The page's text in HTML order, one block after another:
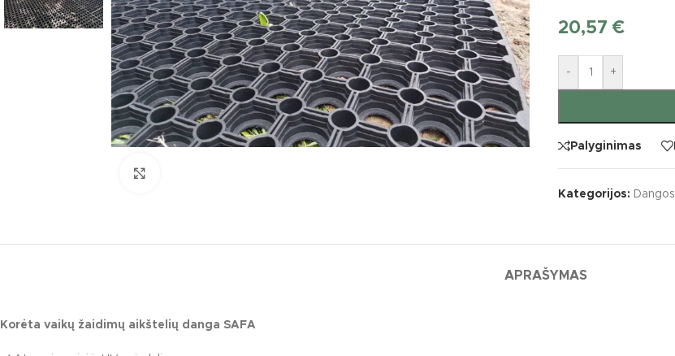
20,57 €
- +
Palyginimas
Kategorijos: Dangos
APRAŠYMAS
Korėta vaikų žaidimų aikštelių danga SAFA